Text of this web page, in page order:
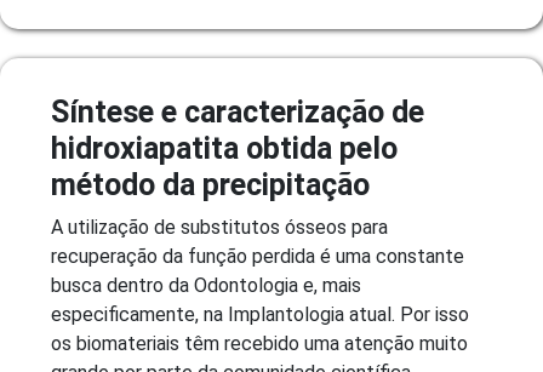
Síntese e caracterização de
hidroxiapatita obtida pelo
método da precipitação
A utilização de substitutos ósseos para
recuperação da função perdida é uma constante
busca dentro da Odontologia e, mais
especificamente, na Implantologia atual. Por isso
os biomateriais têm recebido uma atenção muito